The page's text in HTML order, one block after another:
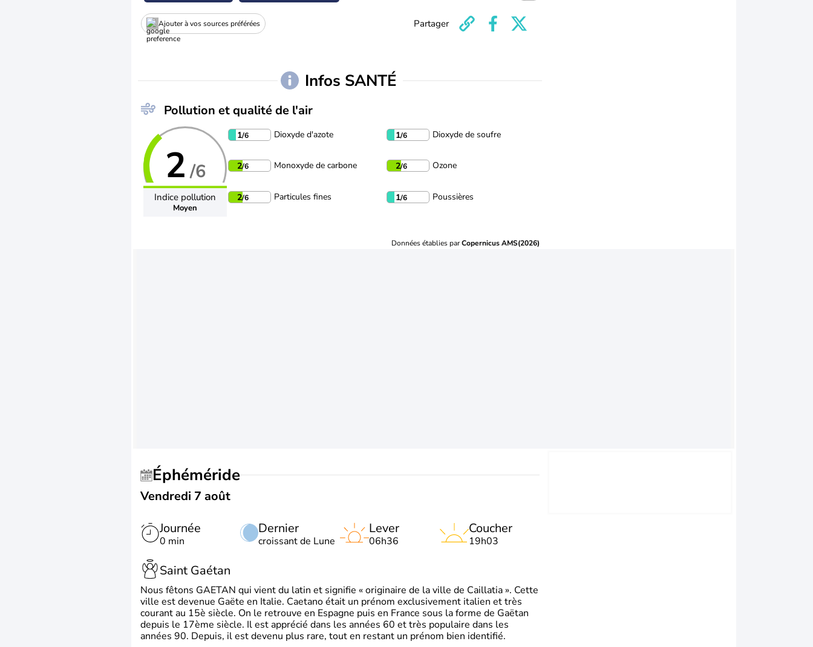
Ajouter à vos sources préférées Partager
Infos SANTÉ
Pollution et qualité de l'air
2 /6
Indice pollution
Moyen
1/6 Dioxyde d'azote 1/6 Dioxyde de soufre
2/6 Monoxyde de carbone 2/6 Ozone
2/6 Particules fines 1/6 Poussières
Données établies parCopernicus AMS(2026)
Éphéméride
Vendredi 7 août
Journée
0 min
Dernier
croissant de Lune
Lever
06h36
Coucher
19h03
Saint Gaétan
Nous fêtons GAETAN qui vient du latin et signifie « originaire de la ville de Caillatia ». Cette
ville est devenue Gaëte en Italie. Caetano était un prénom exclusivement italien et très
courant au 15è siècle. On le retrouve en Espagne puis en France sous la forme de Gaëtan
depuis le 17ème siècle. Il est apprécié dans les années 60 et très populaire dans les
années 90. Depuis, il est devenu plus rare, tout en restant un prénom bien identifié.